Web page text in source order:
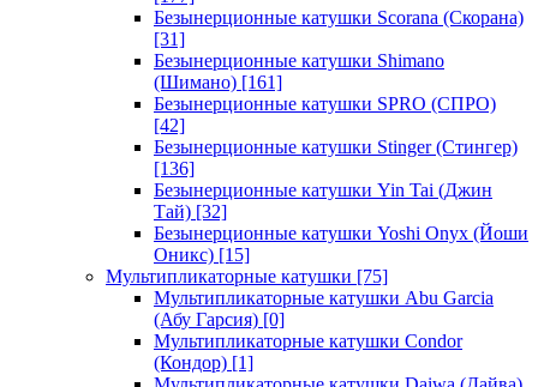
Безынерционные катушки Scorana (Скорана)
[31]
Безынерционные катушки Shimano
(Шимано) [161]
Безынерционные катушки SPRO (СПРО)
[42]
Безынерционные катушки Stinger (Стингер)
[136]
Безынерционные катушки Yin Tai (Джин
Тай) [32]
Безынерционные катушки Yoshi Onyx (Йоши
Оникс) [15]
Мультипликаторные катушки [75]
Мультипликаторные катушки Abu Garcia
(Абу Гарсия) [0]
Мультипликаторные катушки Condor
(Кондор) [1]